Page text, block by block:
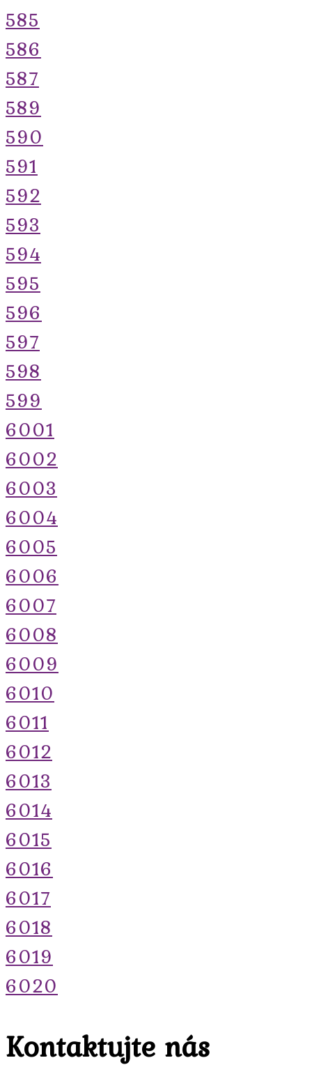
585
586
587
589
590
591
592
593
594
595
596
597
598
599
6001
6002
6003
6004
6005
6006
6007
6008
6009
6010
6011
6012
6013
6014
6015
6016
6017
6018
6019
6020
Kontaktujte nás